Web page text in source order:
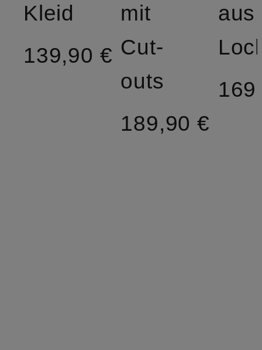
Kleid
139,90 €
mit
Cut-
outs
189,90 €
aus